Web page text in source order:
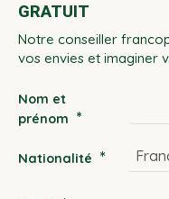
GRATUIT
Notre conseiller
vos envies et imaginer
Nom et
prénom *
Nationalité *